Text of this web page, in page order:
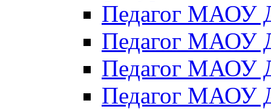
Педагог МАОУ
Педагог МАОУ
Педагог МАОУ
Педагог МАОУ